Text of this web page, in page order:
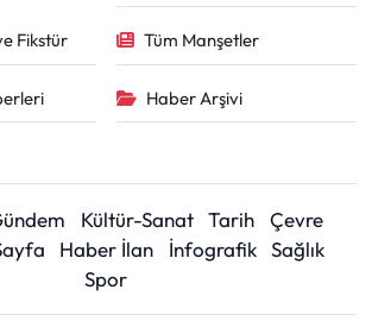
Fikstür Tüm Manşetler
Haber Arşivi
Kültür-Sanat Tarih
Çevre
Haber İlan İnfografik Sağlık
Spor